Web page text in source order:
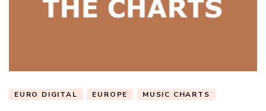
EURO DIGITAL EUROPE MUSIC CHARTS